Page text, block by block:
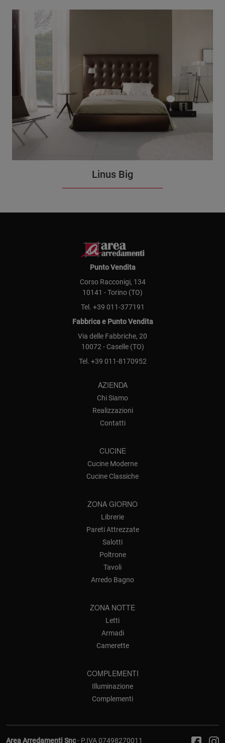
Linus Big
Punto Vendita
Corso Racconigi, 134
10141 - Torino (TO)
Tel. +39 011-377191
Fabbrica e Punto Vendita
Via delle Fabbriche, 20
10072 - Caselle (TO)
Tel. +39 011-8170952
AZIENDA
Chi Siamo
Realizzazioni
Contatti
CUCINE
Cucine Moderne
Cucine Classiche
ZONA GIORNO
Librerie
Pareti Attrezzate
Salotti
Poltrone
Tavoli
Arredo Bagno
ZONA NOTTE
Letti
Armadi
Camerette
COMPLEMENTI
Illuminazione
Complementi
Area Arredamenti Snc- P.IVA 07498270011